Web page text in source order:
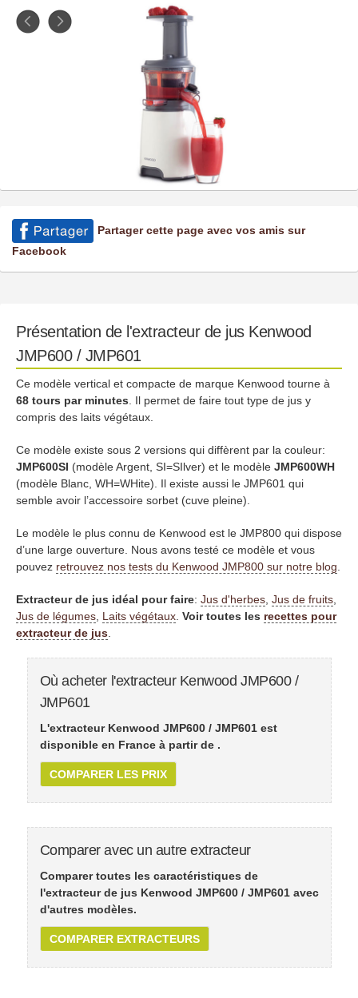
Partager cette page avec vos amis sur
Facebook
Présentation de l'extracteur de jus Kenwood
JMP600 / JMP601
Ce modèle vertical et compacte de marque Kenwood tourne à
68 tours par minutes . Il permet de faire tout type de jus y
compris des laits végétaux.
Ce modèle existe sous 2 versions qui diffèrent par la couleur:
JMP600SI (modèle Argent, SI=SIlver) et le modèle JMP600WH
(modèle Blanc, WH=WHite). Il existe aussi le JMP601 qui
semble avoir l’accessoire sorbet (cuve pleine).
Le modèle le plus connu de Kenwood est le JMP800 qui dispose
d’une large ouverture. Nous avons testé ce modèle et vous
pouvez retrouvez nos tests du Kenwood JMP800 sur notre blog
Extracteur de jus idéal pour faire: Jus d'herbes Jus de fruits
Jus de légumes Laits végétaux Voir toutes les recettes pour
extracteur de jus
Où acheter l'extracteur Kenwood JMP600 /
JMP601
L'extracteur Kenwood JMP600 / JMP601 est
disponible en France à partir de .
COMPARER LES PRIX
Comparer avec un autre extracteur
Comparer toutes les caractéristiques de
l'extracteur de jus Kenwood JMP600 / JMP601 avec
d'autres modèles.
COMPARER EXTRACTEURS